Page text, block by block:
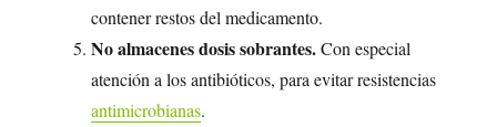
contener restos del medicamento.
No almacenes dosis sobrantes.Con especial
atención a los antibióticos, para evitar resistencias
antimicrobianas.